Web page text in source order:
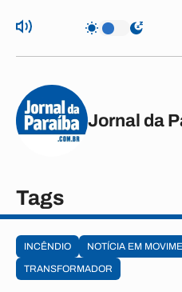
Jornal da
Tags
INCÊNDIO NOTÍCIA EM
TRANSFORMADOR